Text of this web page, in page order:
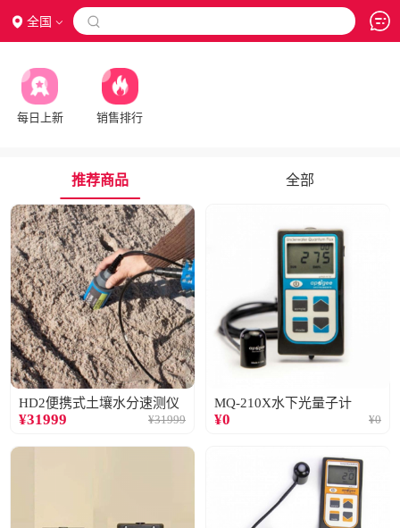
全国 
每日上新 销售排行
推荐商品 全部
HD2便携式土壤水分速测仪
¥31999 ¥31999
MQ-210X水下光量子计
¥0 ¥0